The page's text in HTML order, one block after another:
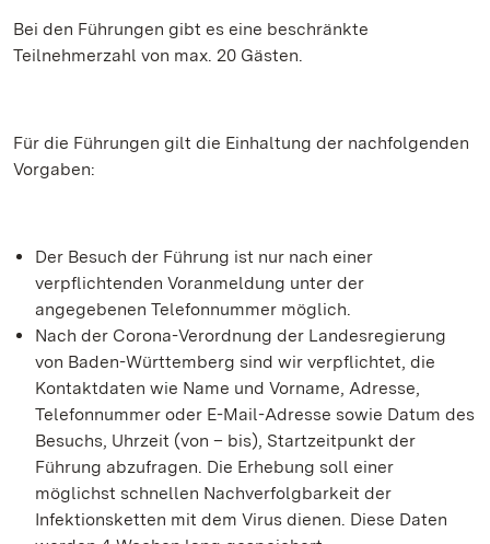
Bei den Führungen gibt es eine beschränkte
Teilnehmerzahl von max. 20 Gästen.
Für die Führungen gilt die Einhaltung der nachfolgenden
Vorgaben:
Der Besuch der Führung ist nur nach einer
verpflichtenden Voranmeldung unter der
angegebenen Telefonnummer möglich.
Nach der Corona-Verordnung der Landesregierung
von Baden-Württemberg sind wir verpflichtet, die
Kontaktdaten wie Name und Vorname, Adresse,
Telefonnummer oder E-Mail-Adresse sowie Datum des
Besuchs, Uhrzeit (von – bis), Startzeitpunkt der
Führung abzufragen. Die Erhebung soll einer
möglichst schnellen Nachverfolgbarkeit der
Infektionsketten mit dem Virus dienen. Diese Daten